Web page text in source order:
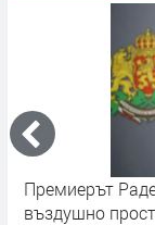
Премиерът
въздушно